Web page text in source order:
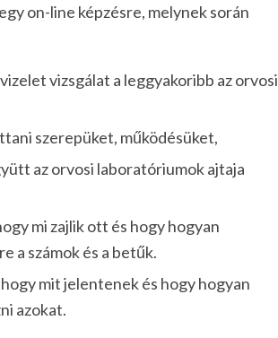
on-line képzésre, melynek során
vizsgálat a leggyakoribb az orvosi
szerepüket, működésüket,
az orvosi laboratóriumok ajtaja
mi zajlik ott és hogy hogyan
a számok és a betűk.
mit jelentenek és hogy hogyan
azokat.